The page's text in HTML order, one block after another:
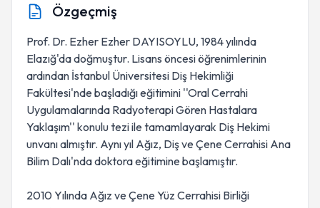
Özgeçmiş
Prof. Dr. Ezher Ezher DAYISOYLU, 1984 yılında
Elazığ'da doğmuştur. Lisans öncesi öğrenimlerinin
ardından İstanbul Üniversitesi Diş Hekimliği
Fakültesi'nde başladığı eğitimini ''Oral Cerrahi
Uygulamalarında Radyoterapi Gören Hastalara
Yaklaşım'' konulu tezi ile tamamlayarak Diş Hekimi
unvanı almıştır. Aynı yıl Ağız, Diş ve Çene Cerrahisi Ana
Bilim Dalı'nda doktora eğitimine başlamıştır.
2010 Yılında Ağız ve Çene Yüz Cerrahisi Birliği